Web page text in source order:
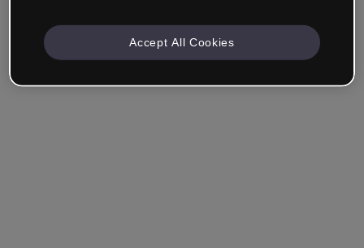
Unternehmen & Professionals
einem anderen Bereich.
Accept All Cookies